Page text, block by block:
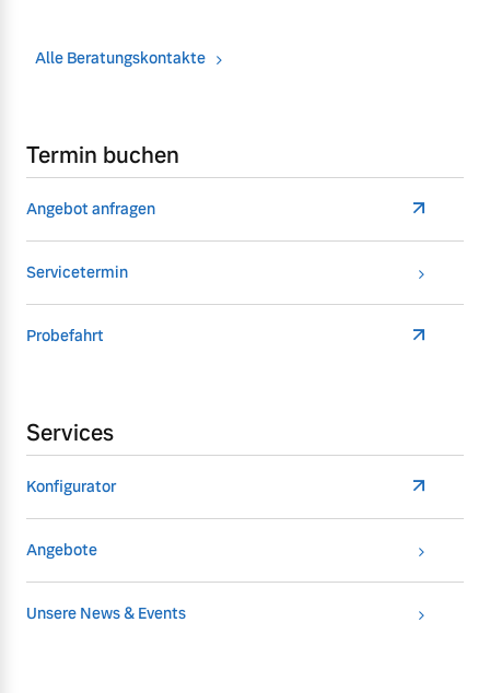
Alle Beratungskontakte
Termin buchen
Angebot anfragen
Servicetermin
Probefahrt
Services
Konfigurator
Angebote
Unsere News & Events